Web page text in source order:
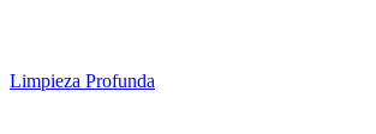
Limpieza Profunda